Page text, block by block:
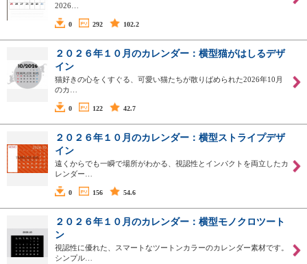
2026…
0 292 102.2
２０２６年１０月のカレンダー：横型猫がはしるデザ
イン
猫好きの心をくすぐる、可愛い猫たちが散りばめられた2026年10月
のカ…
0 122 42.7
２０２６年１０月のカレンダー：横型ストライプデザ
イン
遠くからでも一瞬で場所がわかる、視認性とインパクトを両立したカ
レンダー…
0 156 54.6
２０２６年１０月のカレンダー：横型モノクロツート
ン
視認性に優れた、スマートなツートンカラーのカレンダー素材です。
シンプル…